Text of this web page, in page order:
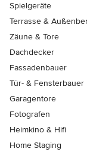
Spielgeräte
Terrasse &
Zäune & Tore
Dachdecker
Fassadenbauer
Tür- & Fensterbauer
Garagentore
Fotografen
Heimkino & Hifi
Home Staging